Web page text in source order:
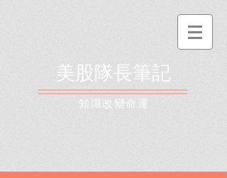
美股隊長筆記
​知識改變命運